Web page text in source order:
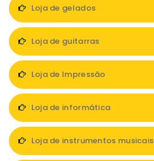
Loja de gelados
Loja de guitarras
Loja de Impressão
Loja de informática
Loja de instrumentos musicais